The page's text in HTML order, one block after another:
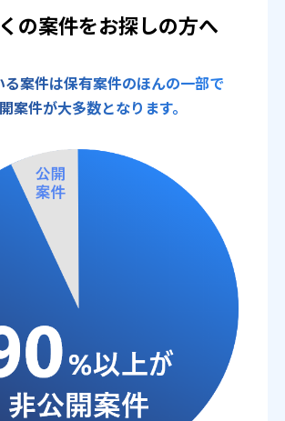
の案件をお探しの方へ
る案件は保有案件のほんの一部で
案件が大多数となります。